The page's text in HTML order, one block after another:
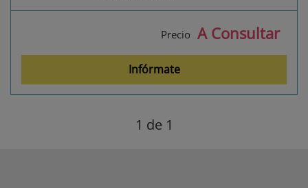
Precio A Consultar
Infórmate
1 de 1